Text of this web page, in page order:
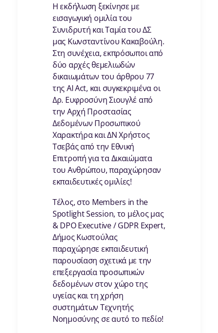
Η εκδήλωση ξεκίνησε με
εισαγωγική ομιλία του
Συνιδρυτή και Ταμία του ΔΣ
μας Κωνσταντίνου Κακαβούλη.
Στη συνέχεια, εκπρόσωποι από
δύο αρχές θεμελιωδών
δικαιωμάτων του άρθρου 77
της AI Act, και συγκεκριμένα οι
Δρ. Ευφροσύνη Σιουγλέ από
την Αρχή Προστασίας
Δεδομένων Προσωπικού
Χαρακτήρα και ΔΝ Χρήστος
Τσεβάς από την Εθνική
Επιτροπή για τα Δικαιώματα
του Ανθρώπου, παραχώρησαν
εκπαιδευτικές ομιλίες!
Τέλος, στο Members in the
Spotlight Session, το μέλος μας
& DPO Executive / GDPR Expert,
Δήμος Κωστούλας
παραχώρησε εκπαιδευτική
παρουσίαση σχετικά με την
επεξεργασία προσωπικών
δεδομένων στον χώρο της
υγείας και τη χρήση
συστημάτων Τεχνητής
Νοημοσύνης σε αυτό το πεδίο!